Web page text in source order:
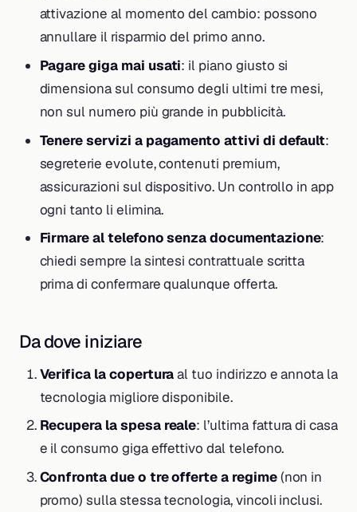
attivazione al momento del cambio: possono
annullare il risparmio del primo anno.
Pagare giga mai usati: il piano giusto si
dimensiona sul consumo degli ultimi tre mesi,
non sul numero più grande in pubblicità.
Tenere servizi a pagamento attivi di default:
segreterie evolute, contenuti premium,
assicurazioni sul dispositivo. Un controllo in app
ogni tanto li elimina.
Firmare al telefono senza documentazione:
chiedi sempre la sintesi contrattuale scritta
prima di confermare qualunque offerta.
Da dove iniziare
Verifica la coperturaal tuo indirizzo e annota la
tecnologia migliore disponibile.
Recupera la spesa reale: l’ultima fattura di casa
e il consumo giga effettivo dal telefono.
Confronta due o tre offerte a regime(non in
promo) sulla stessa tecnologia, vincoli inclusi.